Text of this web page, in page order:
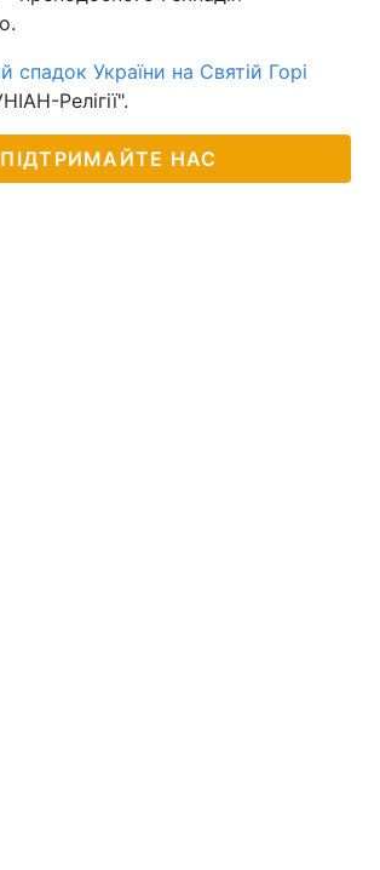
спадок України на Святій Горі
Релігії".
ПІДТРИМАЙТЕ НАС